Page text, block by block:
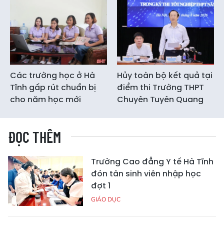
Các trường học ở Hà
Tĩnh gấp rút chuẩn bị
cho năm học mới
Hủy toàn bộ kết quả tại
điểm thi Trường THPT
Chuyên Tuyên Quang
ĐỌC THÊM
Trường Cao đẳng Y tế Hà Tĩnh
đón tân sinh viên nhập học
đợt 1
GIÁO DỤC